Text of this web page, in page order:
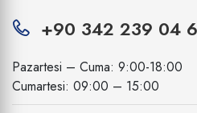
+90 342 239 04
Pazartesi – Cuma: 9:00-18:00
Cumartesi: 09:00 – 15:00